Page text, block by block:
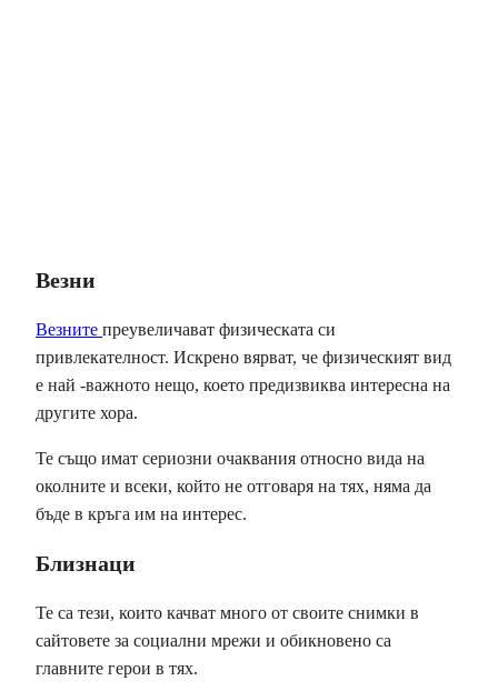
Везни
Везните преувеличават физическата си
привлекателност. Искрено вярват, че физическият вид
е най -важното нещо, което предизвиква интересна на
другите хора.
Те също имат сериозни очаквания относно вида на
околните и всеки, който не отговаря на тях, няма да
бъде в кръга им на интерес.
Близнаци
Те са тези, които качват много от своите снимки в
сайтовете за социални мрежи и обикновено са
главните герои в тях.